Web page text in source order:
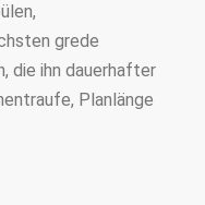
grede
die ihn dauerhafter
Planlänge